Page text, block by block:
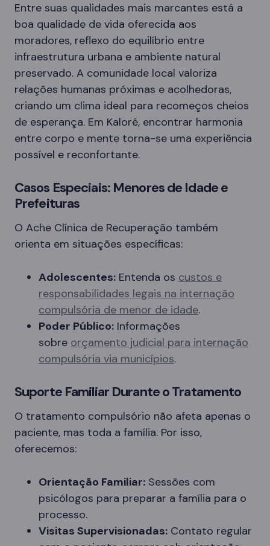
Entre suas qualidades mais marcantes está a
boa qualidade de vida oferecida aos
moradores, reflexo do equilíbrio entre
infraestrutura urbana e ambiente natural
preservado. A comunidade local valoriza
relações humanas próximas e acolhedoras,
criando um clima ideal para recomeços cheios
de esperança. Em Kaloré, encontrar harmonia
entre corpo e mente torna-se uma experiência
possível e reconfortante.
Casos Especiais: Menores de Idade e
Prefeituras
O Ache Clínica de Recuperação também
orienta em situações específicas:
Adolescentes: Entenda os custos e
responsabilidades legais na internação
compulsória de menor de idade.
Poder Público: Informações
sobre orçamento judicial para internação
compulsória via municípios.
Suporte Familiar Durante o Tratamento
O tratamento compulsório não afeta apenas o
paciente, mas toda a família. Por isso,
oferecemos:
Orientação Familiar: Sessões com
psicólogos para preparar a família para o
processo.
Visitas Supervisionadas: Contato regular